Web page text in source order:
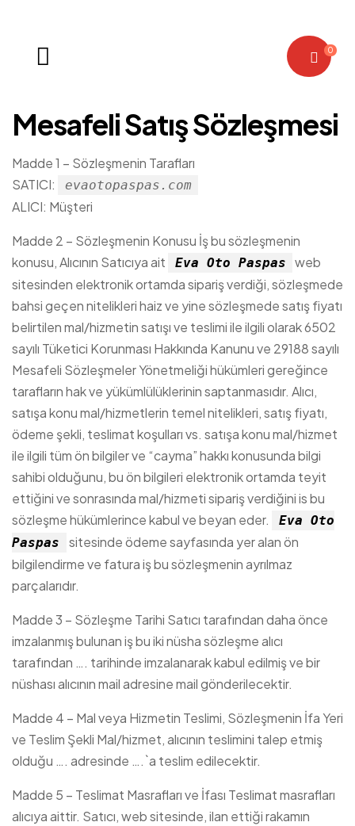
Oto
Paspas
0
Mesafeli Satış Sözleşmesi
Madde 1 – Sözleşmenin Tarafları
SATICI:
evaotopaspas.com
ALICI: Müşteri
Madde 2 – Sözleşmenin Konusu İş bu sözleşmenin
konusu, Alıcının Satıcıya ait
Eva Oto Paspas
web
sitesinden elektronik ortamda sipariş verdiği, sözleşmede
bahsi geçen nitelikleri haiz ve yine sözleşmede satış fiyatı
belirtilen mal/hizmetin satışı ve teslimi ile ilgili olarak 6502
sayılı Tüketici Korunması Hakkında Kanunu ve 29188 sayılı
Mesafeli Sözleşmeler Yönetmeliği hükümleri gereğince
tarafların hak ve yükümlülüklerinin saptanmasıdır. Alıcı,
satışa konu mal/hizmetlerin temel nitelikleri, satış fiyatı,
ödeme şekli, teslimat koşulları vs. satışa konu mal/hizmet
ile ilgili tüm ön bilgiler ve “cayma” hakkı konusunda bilgi
sahibi olduğunu, bu ön bilgileri elektronik ortamda teyit
ettiğini ve sonrasında mal/hizmeti sipariş verdiğini is bu
sözleşme hükümlerince kabul ve beyan eder.
Eva Oto
Paspas
sitesinde ödeme sayfasında yer alan ön
bilgilendirme ve fatura iş bu sözleşmenin ayrılmaz
parçalarıdır.
Madde 3 – Sözleşme Tarihi Satıcı tarafından daha önce
imzalanmış bulunan iş bu iki nüsha sözleşme alıcı
tarafından …. tarihinde imzalanarak kabul edilmiş ve bir
nüshası alıcının mail adresine mail gönderilecektir.
Madde 4 – Mal veya Hizmetin Teslimi, Sözleşmenin İfa Yeri
ve Teslim Şekli Mal/hizmet, alıcının teslimini talep etmiş
olduğu …. adresinde ….`a teslim edilecektir.
Madde 5 – Teslimat Masrafları ve İfası Teslimat masrafları
alıcıya aittir. Satıcı, web sitesinde, ilan ettiği rakamın